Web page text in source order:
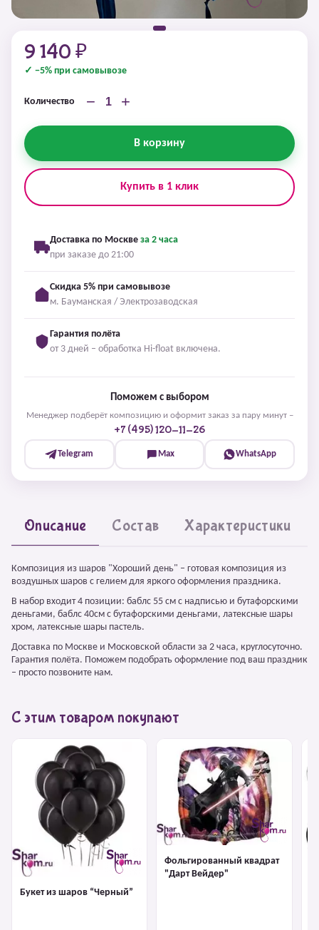
9 140 ₽
✓ −5% при самовывозе
Количество − +
В корзину
Купить в 1 клик
Доставка по Москве за 2 часа
при заказе до 21:00
Скидка 5% при самовывозе
м. Бауманская / Электрозаводская
Гарантия полёта
от 3 дней – обработка Hi-float включена.
Поможем с выбором
Менеджер подберёт композицию и оформит заказ за пару минут –
+7 (495) 120-11-26
Telegram Max WhatsApp
Описание Состав Характеристики
Композиция из шаров "Хороший день" – готовая композиция из
воздушных шаров с гелием для яркого оформления праздника.
В набор входит 4 позиции: баблс 55 см с надписью и бутафорскими
деньгами, баблс 40см с бутафорскими деньгами, латексные шары
хром, латексные шары пастель.
Доставка по Москве и Московской области за 2 часа, круглосуточно.
Гарантия полёта. Поможем подобрать оформление под ваш праздник
– просто позвоните нам.
С этим товаром покупают
Букет из шаров “Черный”
Фольгированный квадрат
"Дарт Вейдер"